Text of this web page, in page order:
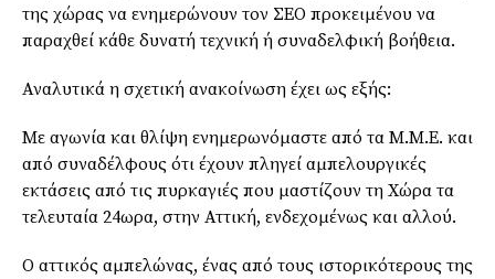
της χώρας να ενημερώνουν τον ΣΕΟ προκειμένου να
παραχθεί κάθε δυνατή τεχνική ή συναδελφική βοήθεια.
Αναλυτικά η σχετική ανακοίνωση έχει ως εξής:
Με αγωνία και θλίψη ενημερωνόμαστε από τα Μ.Μ.Ε. και
από συναδέλφους ότι έχουν πληγεί αμπελουργικές
εκτάσεις από τις πυρκαγιές που μαστίζουν τη Χώρα τα
τελευταία 24ωρα, στην Αττική, ενδεχομένως και αλλού.
Ο αττικός αμπελώνας, ένας από τους ιστορικότερους της